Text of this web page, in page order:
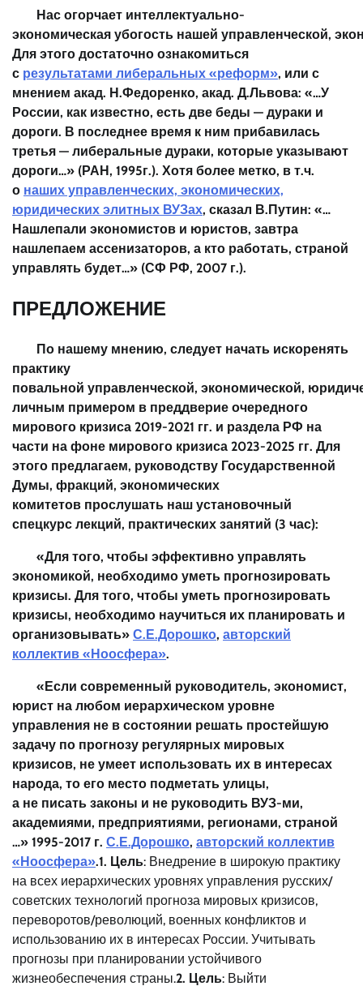
Нас огорчает интеллектуально-
экономическая убогость нашей управленческой,
Для этого достаточно ознакомиться
с результатами либеральных «реформ», или с
мнением акад. Н.Федоренко, акад. Д.Львова: «…У
России, как известно, есть две беды — дураки и
дороги. В последнее время к ним прибавилась
третья — либеральные дураки, которые указывают
дороги…» (РАН, 1995г.). Хотя более метко, в т.ч.
о наших управленческих, экономических,
юридических элитных ВУЗах, сказал В.Путин: «…
Нашлепали экономистов и юристов, завтра
нашлепаем ассенизаторов, а кто работать, страной
управлять будет…» (СФ РФ, 2007 г.).
ПРЕДЛОЖЕНИЕ
По нашему мнению, следует начать искоренять
практику
повальной управленческой, экономической,
личным примером в преддверие очередного
мирового кризиса 2019-2021 гг. и раздела РФ на
части на фоне мирового кризиса 2023-2025 гг. Для
этого предлагаем, руководству Государственной
Думы, фракций, экономических
комитетов прослушать наш установочный
спецкурс лекций, практических занятий (3 час):
«Для того, чтобы эффективно управлять
экономикой, необходимо уметь прогнозировать
кризисы. Для того, чтобы уметь прогнозировать
кризисы, необходимо научиться их планировать и
организовывать» С.Е.Дорошко, авторский
коллектив «Ноосфера».
«Если современный руководитель, экономист,
юрист на любом иерархическом уровне
управления не в состоянии решать простейшую
задачу по прогнозу регулярных мировых
кризисов, не умеет использовать их в интересах
народа, то его место подметать улицы,
а не писать законы и не руководить ВУЗ-ми,
академиями, предприятиями, регионами, страной
…» 1995-2017 г. С.Е.Дорошко, авторский коллектив
«Ноосфера».1. Цель: Внедрение в широкую практику
на всех иерархических уровнях управления русских/
советских технологий прогноза мировых кризисов,
переворотов/революций, военных конфликтов и
использованию их в интересах России. Учитывать
прогнозы при планировании устойчивого
жизнеобеспечения страны.2. Цель: Выйти